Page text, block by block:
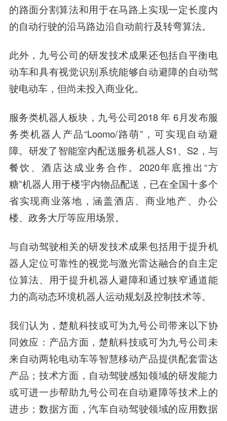
的路面分割算法和用于在马路上实现一定长度内
的自动行驶的沿马路边沿自动前行及转弯算法。
此外，九号公司的研发技术成果还包括自平衡电
动车和具有视觉识别系统能够自动避障的自动驾
驶电动车，但尚未投入商业化。
服务类机器人板块，九号公司2018 年 6月发布服
务类机器人产品“Loomo/路萌”，可实现自动避
障。研发了智能室内配送服务机器人S1、S2，与
餐饮、酒店达成业务合作。2020年底推出“方
糖”机器人用于楼宇内物品配送，已在全国十多个
省实现商业落地，涵盖酒店、商业地产、办公
楼、政务大厅等应用场景。
与自动驾驶相关的研发技术成果包括用于提升机
器人定位可靠性的视觉与激光雷达融合的自主定
位算法、用于提升机器人避障和通过狭窄通道能
力的高动态环境机器人运动规划及控制技术等。
我们认为，楚航科技或可为九号公司带来以下协
同效应： 产品方面 ，楚航科技或可为九号公司未
来自动两轮电动车等智慧移动产品提供配套雷达
产品； 技术方面 ，自动驾驶感知领域的研发能力
或可进一步帮助九号公司在自动避障等技术上的
进步； 数据方面 ，汽车自动驾驶领域的应用数据